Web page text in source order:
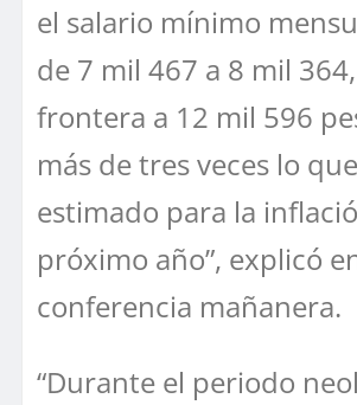
el salario mínimo
de 7 mil 467 a 8 mil
frontera a 12 mil 596
más de tres veces lo
estimado para la
próximo año”, explicó
conferencia mañanera.
“Durante el periodo